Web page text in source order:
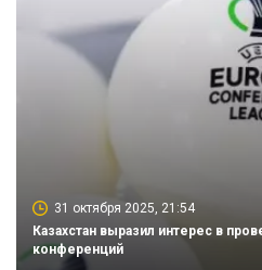
31 октября 2025, 21:54
Казахстан выразил интерес в
конференций